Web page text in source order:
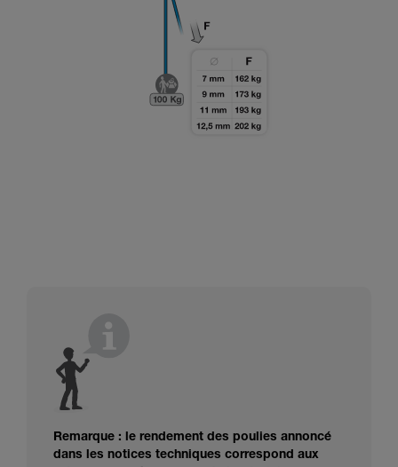
Remarque : le rendement des poulies annoncé
dans les notices techniques correspond aux